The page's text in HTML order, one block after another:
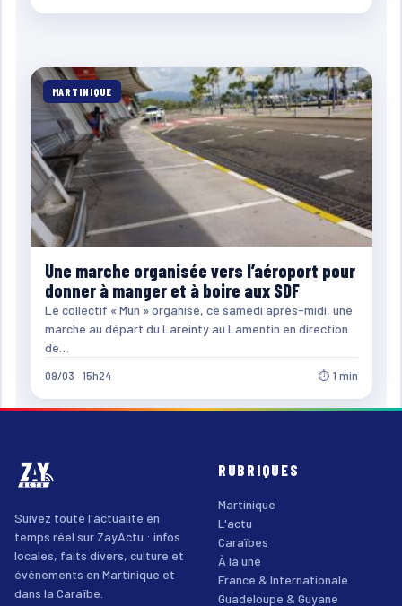
MARTINIQUE
Une marche organisée vers l’aéroport pour
donner à manger et à boire aux SDF
Le collectif « Mun » organise, ce samedi après-midi, une
marche au départ du Lareinty au Lamentin en direction
de…
09/03 · 15h24 ⏱ 1 min
Suivez toute l'actualité en
temps réel sur ZayActu : infos
locales, faits divers, culture et
événements en Martinique et
dans la Caraïbe.
RUBRIQUES
Martinique
L'actu
Caraïbes
À la une
France & Internationale
Guadeloupe & Guyane